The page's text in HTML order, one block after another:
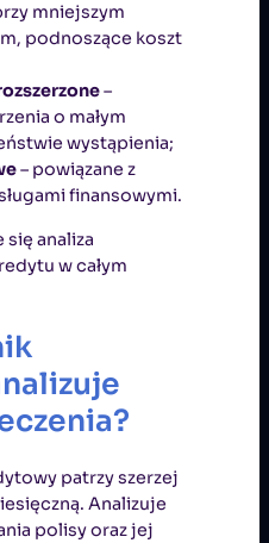
mniejszym
podnoszące koszt
–
o małym
wystąpienia;
– powiązane z
finansowymi.
się analiza
w całym
patrzy szerzej
Analizuje
polisy oraz jej